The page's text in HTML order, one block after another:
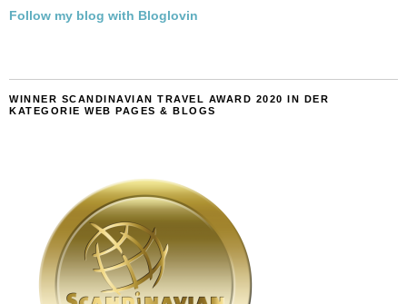
Follow my blog with Bloglovin
WINNER SCANDINAVIAN TRAVEL AWARD 2020 IN DER
KATEGORIE WEB PAGES & BLOGS